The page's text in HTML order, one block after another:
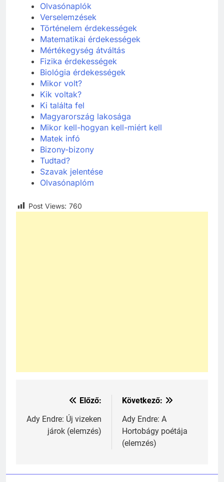
Olvasónaplók
Verselemzések
Történelem érdekességek
Matematikai érdekességek
Mértékegység átváltás
Fizika érdekességek
Biológia érdekességek
Mikor volt?
Kik voltak?
Ki találta fel
Magyarország lakosága
Mikor kell-hogyan kell-miért kell
Matek infó
Bizony-bizony
Tudtad?
Szavak jelentése
Olvasónaplóm
Post Views: 760
Bejegyzés
navigáció
Előző:
Ady Endre: Új vizeken
járok (elemzés)
Következő:
Ady Endre: A
Hortobágy poétája
(elemzés)
241
KI TALÁLTA FEL
Kik voltak a három királyok?
TÖRTÉNELEM ÉRDEKESSÉGEK